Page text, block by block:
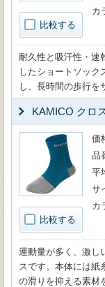
比較する
カ
耐久性と吸汗性・速
したショートソック
し、長時間の歩行を
KAMICO クロ
比較する
価
品
平
サ
カ
運動量が多く、激し
スです。本体には紙
の滑りを抑える素材